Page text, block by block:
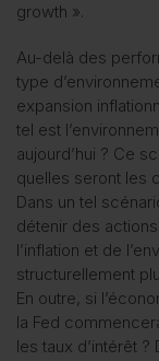
growth ».
Au-delà des
type
expansion
tel est
aujourd’hui ? Ce
quelles seront les
Dans un tel
détenir des
l’inflation et de
structurellement
En outre, si
la Fed
les taux d’intérêt